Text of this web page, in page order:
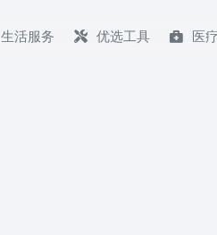
生活服务 优选工具 医